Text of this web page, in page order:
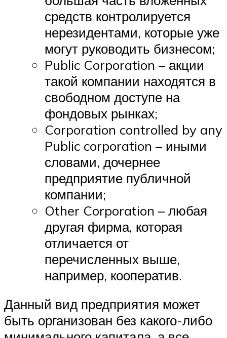
средств контролируется
нерезидентами, которые уже
могут руководить бизнесом;
Public Corporation – акции
такой компании находятся в
свободном доступе на
фондовых рынках;
Corporation controlled by any
Public corporation – иными
словами, дочернее
предприятие публичной
компании;
Other Corporation – любая
другая фирма, которая
отличается от
перечисленных выше,
например, кооператив.
Данный вид предприятия может
быть организован без какого-либо